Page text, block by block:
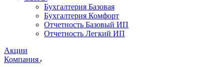
Бухгалтерия Базовая
Бухгалтерия Комфорт
Отчетность Базовый ИП
Отчетность Легкий ИП
Акции
Компания